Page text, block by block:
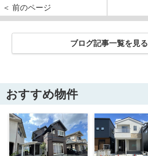
＜ 前のページ
ブログ記事一覧を見る
おすすめ物件